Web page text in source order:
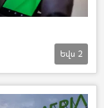
Եվս 2